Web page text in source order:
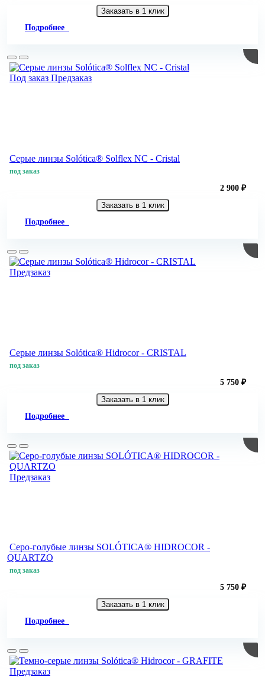
Заказать в 1 клик
Подробнее
Под заказ Предзаказ
Серые линзы Solótica® Solflex NC - Cristal
под заказ
2 900 ₽
Заказать в 1 клик
Подробнее
Предзаказ
Серые линзы Solótica® Hidrocor - CRISTAL
под заказ
5 750 ₽
Заказать в 1 клик
Подробнее
Предзаказ
Серо-голубые линзы SOLÓTICA® HIDROCOR -
QUARTZO
под заказ
5 750 ₽
Заказать в 1 клик
Подробнее
Предзаказ